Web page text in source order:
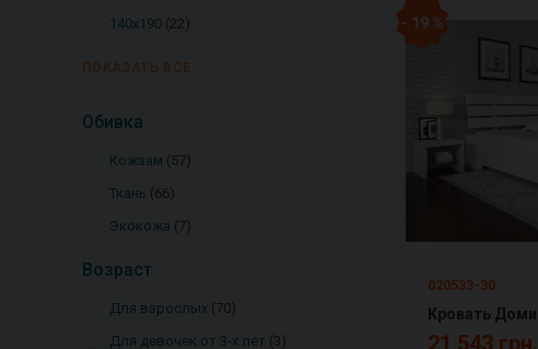
140х190 22
ПОКАЗАТЬ ВСЕ
Обивка
Кожзам 57
Ткань 66
Экокожа 7
Возраст
Для взрослых 70
Для девочек от 3-х лет 3
- 19 %
020533-30
21 543 грн.